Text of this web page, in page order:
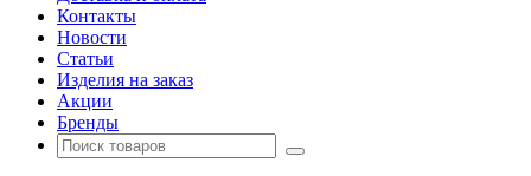
Контакты
Новости
Статьи
Изделия на заказ
Акции
Бренды